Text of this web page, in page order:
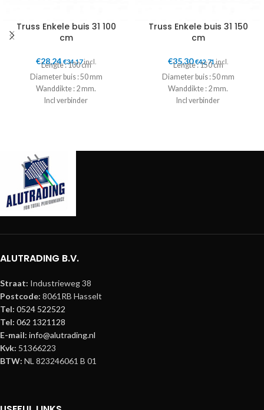
Truss Enkele buis 31 100
cm
€28,24 €34,17incl.
Lengte : 100 cm
Diameter buis : 50 mm
Wanddikte : 2 mm.
Incl verbinder
Truss Enkele buis 31 150
cm
€35,30 €42,71 incl.
Lengte : 150 cm
Diameter buis : 50 mm
Wanddikte : 2 mm.
Incl verbinder
ALUTRADING B.V.
Straat: Industrieweg 38
Postcode: 8061RB Hasselt
Tel: 0524 522522
Tel: 062 1321128
E-mail: info@alutrading.nl
Kvk: 51366223
BTW: NL 823246061 B 01